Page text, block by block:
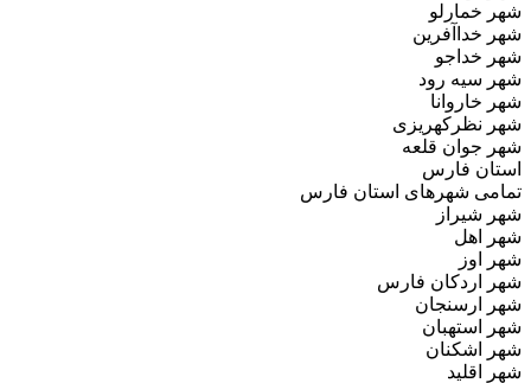
شهر خمارلو
شهر خداآفرین
شهر خداجو
شهر سیه‌ رود
شهر خاروانا
شهر نظرکهریزی
شهر جوان‌ قلعه
استان فارس
تمامی شهرهای استان فارس
شهر شیراز
شهر اهل
شهر اوز
شهر اردکان فارس
شهر ارسنجان
شهر استهبان
شهر اشکنان
شهر اقلید